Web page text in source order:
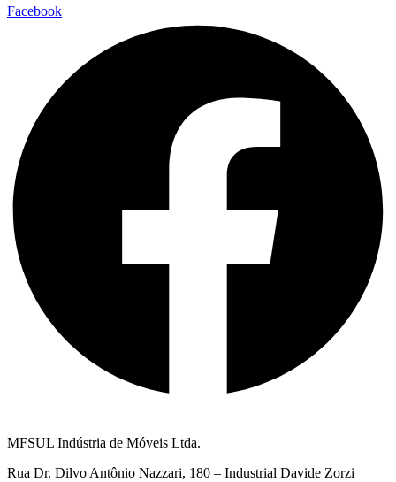
Facebook
MFSUL Indústria de Móveis Ltda.
Rua Dr. Dilvo Antônio Nazzari, 180 – Industrial Davide Zorzi